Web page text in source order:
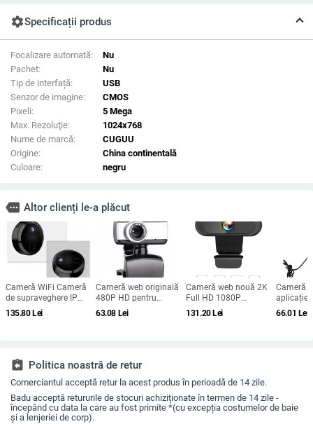
settingsSpecificații produs
Focalizare automată:
Nu
Pachet:
Nu
Tip de interfață:
USB
Senzor de imagine:
CMOS
Pixeli:
5 Mega
Max. Rezoluţie:
1024x768
Nume de marcă:
CUGUU
Origine:
China continentală
Culoare:
negru
more Altor clienți le-a plăcut
Cameră WiFi Cameră
de supraveghere IP
Wifi fiabilă 200mAh
Baterie Cameră WiFi
135.80Lei
Cameră web originală
480P HD pentru
computer Cameră
video conferință
online
63.08 Lei
Cameră web nouă 2K
Full HD 1080P
Cameră web
Autofocus cu
131.20Lei
Cameră
aplicație
acasă,
66.01 Lei
assignment_return Politica noastră de retur
Comerciantul acceptă retur la acest produs în perioadă de 14 zile.
Badu acceptă retururile de stocuri achiziționate în termen de 14 zile -
începând cu data la care au fost primite *(cu excepția costumelor de baie
și a lenjeriei de corp).